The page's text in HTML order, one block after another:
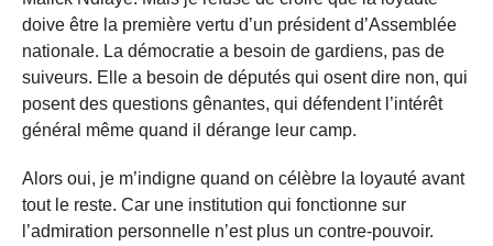
doive être la première vertu d’un président d’Assemblée
nationale. La démocratie a besoin de gardiens, pas de
suiveurs. Elle a besoin de députés qui osent dire non, qui
posent des questions gênantes, qui défendent l’intérêt
général même quand il dérange leur camp.
Alors oui, je m’indigne quand on célèbre la loyauté avant
tout le reste. Car une institution qui fonctionne sur
l’admiration personnelle n’est plus un contre-pouvoir.